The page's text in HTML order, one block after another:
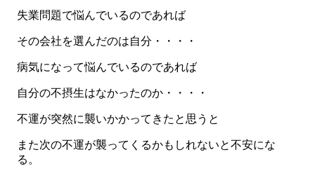
失業問題で悩んでいるのであれば
その会社を選んだのは自分・・・・
病気になって悩んでいるのであれば
自分の不摂生はなかったのか・・・・
不運が突然に襲いかかってきたと思うと
また次の不運が襲ってくるかもしれないと不安にな
る。